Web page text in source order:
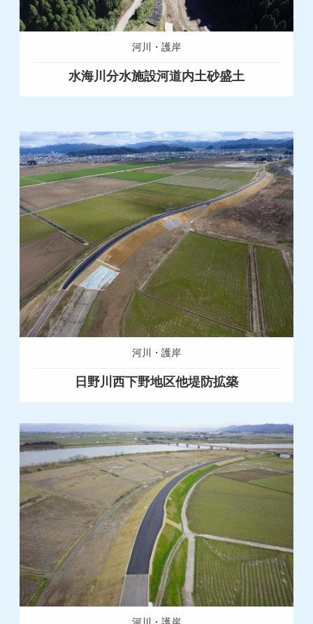
河川・護岸
水海川分水施設河道内土砂盛土
河川・護岸
日野川西下野地区他堤防拡築